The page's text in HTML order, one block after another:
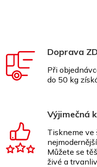
Doprava
Při
do 50 kg
Výjimečná
Tiskneme
Můžete se
živé a